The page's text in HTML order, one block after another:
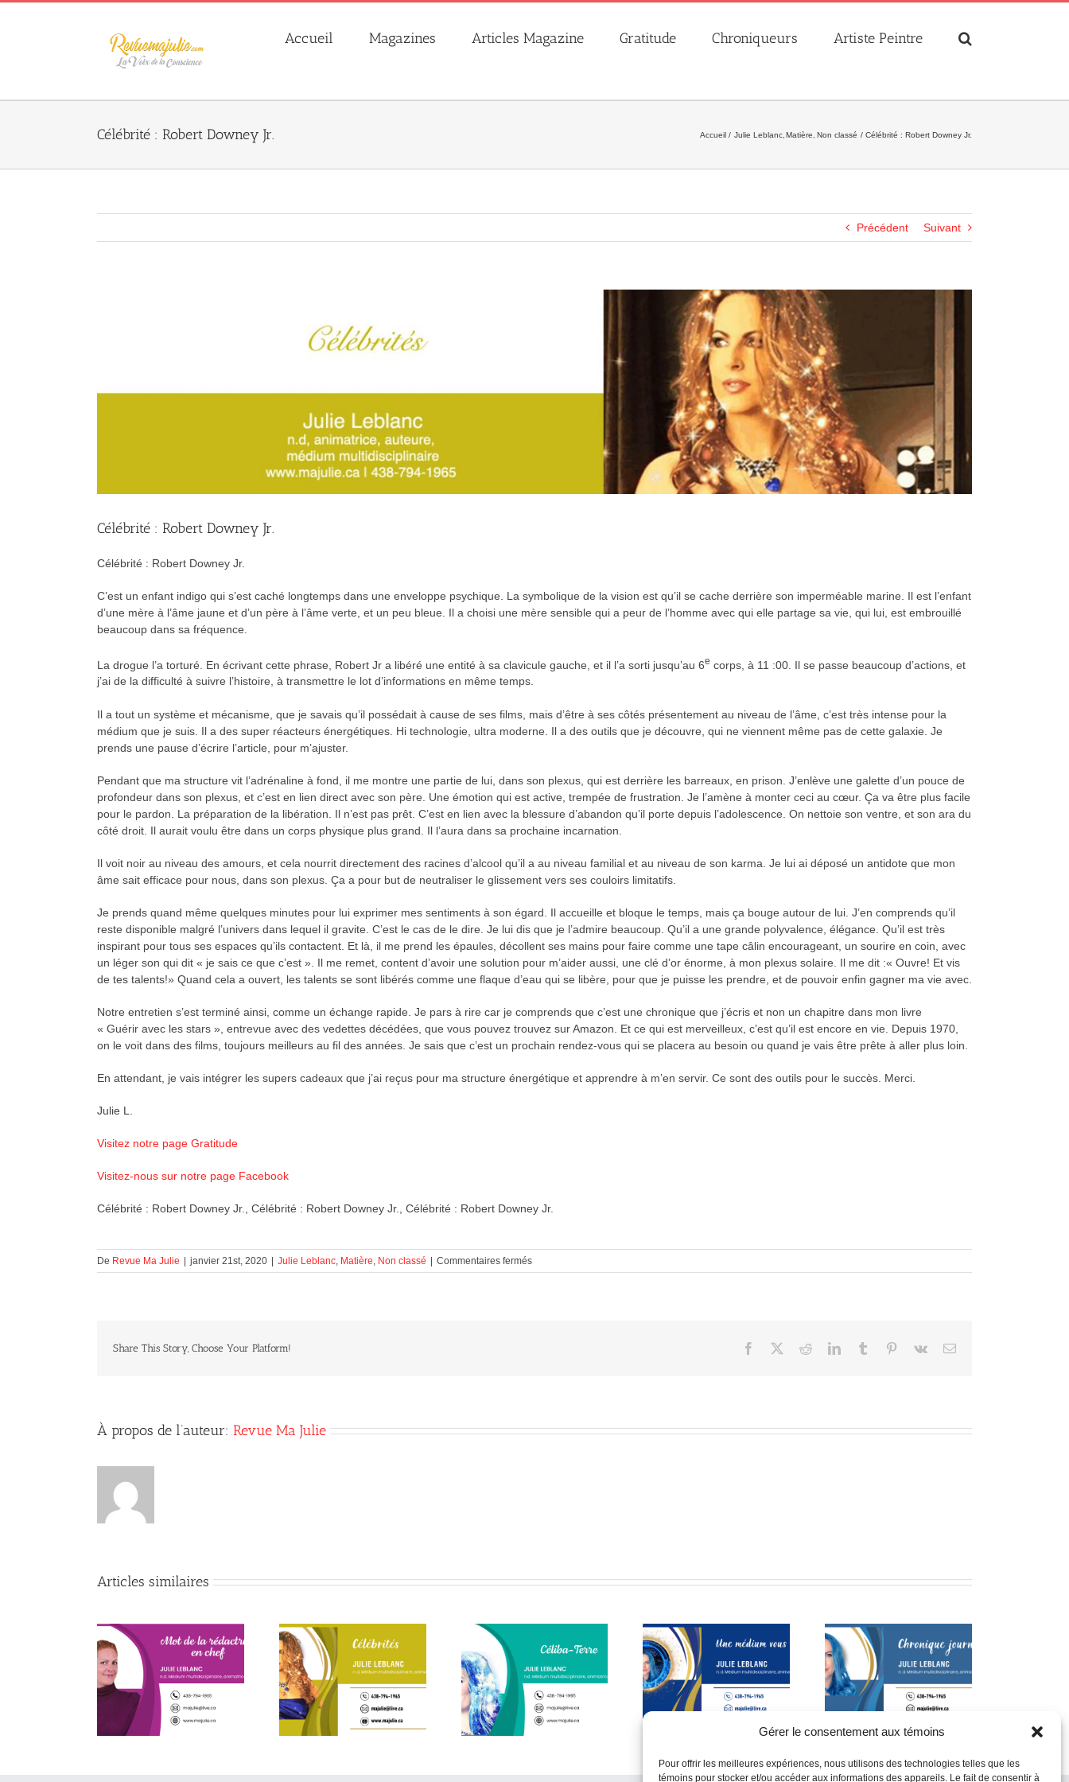
Gérer le consentement aux témoins
Pour offrir les meilleures expériences, nous utilisons des technologies telles que les
témoins pour stocker et/ou accéder aux informations des appareils. Le fait de consentir à
Skip
Accueil Magazines Articles Magazine Gratitude Chroniqueurs Artiste Peintre
Célébrité : Robert Downey Jr. Accueil Julie Leblanc Matière Non classé Célébrité : Robert Downey Jr.
Précédent Suivant
Célébrité : Robert Downey Jr.
Célébrité : Robert Downey Jr.
C’est un enfant indigo qui s’est caché longtemps dans une enveloppe psychique. La symbolique de la vision est qu’il se cache derrière son imperméable marine. Il est l’enfant
d’une mère à l’âme jaune et d’un père à l’âme verte, et un peu bleue. Il a choisi une mère sensible qui a peur de l’homme avec qui elle partage sa vie, qui lui, est embrouillé
beaucoup dans sa fréquence.
La drogue l’a torturé. En écrivant cette phrase, Robert Jr a libéré une entité à sa clavicule gauche, et il l’a sorti jusqu’au 6e corps, à 11 :00. Il se passe beaucoup d’actions, et
j’ai de la difficulté à suivre l’histoire, à transmettre le lot d’informations en même temps.
Il a tout un système et mécanisme, que je savais qu’il possédait à cause de ses films, mais d’être à ses côtés présentement au niveau de l’âme, c’est très intense pour la
médium que je suis. Il a des super réacteurs énergétiques. Hi technologie, ultra moderne. Il a des outils que je découvre, qui ne viennent même pas de cette galaxie. Je
prends une pause d’écrire l’article, pour m’ajuster.
Pendant que ma structure vit l’adrénaline à fond, il me montre une partie de lui, dans son plexus, qui est derrière les barreaux, en prison. J’enlève une galette d’un pouce de
profondeur dans son plexus, et c’est en lien direct avec son père. Une émotion qui est active, trempée de frustration. Je l’amène à monter ceci au cœur. Ça va être plus facile
pour le pardon. La préparation de la libération. Il n’est pas prêt. C’est en lien avec la blessure d’abandon qu’il porte depuis l’adolescence. On nettoie son ventre, et son ara du
côté droit. Il aurait voulu être dans un corps physique plus grand. Il l’aura dans sa prochaine incarnation.
Il voit noir au niveau des amours, et cela nourrit directement des racines d’alcool qu’il a au niveau familial et au niveau de son karma. Je lui ai déposé un antidote que mon
âme sait efficace pour nous, dans son plexus. Ça a pour but de neutraliser le glissement vers ses couloirs limitatifs.
Je prends quand même quelques minutes pour lui exprimer mes sentiments à son égard. Il accueille et bloque le temps, mais ça bouge autour de lui. J’en comprends qu’il
reste disponible malgré l’univers dans lequel il gravite. C’est le cas de le dire. Je lui dis que je l’admire beaucoup. Qu’il a une grande polyvalence, élégance. Qu’il est très
inspirant pour tous ses espaces qu’ils contactent. Et là, il me prend les épaules, décollent ses mains pour faire comme une tape câlin encourageant, un sourire en coin, avec
un léger son qui dit « je sais ce que c’est ». Il me remet, content d’avoir une solution pour m’aider aussi, une clé d’or énorme, à mon plexus solaire. Il me dit :« Ouvre! Et vis
de tes talents!» Quand cela a ouvert, les talents se sont libérés comme une flaque d’eau qui se libère, pour que je puisse les prendre, et de pouvoir enfin gagner ma vie avec.
Notre entretien s’est terminé ainsi, comme un échange rapide. Je pars à rire car je comprends que c’est une chronique que j’écris et non un chapitre dans mon livre
« Guérir avec les stars », entrevue avec des vedettes décédées, que vous pouvez trouvez sur Amazon. Et ce qui est merveilleux, c’est qu’il est encore en vie. Depuis 1970,
on le voit dans des films, toujours meilleurs au fil des années. Je sais que c’est un prochain rendez-vous qui se placera au besoin ou quand je vais être prête à aller plus loin.
En attendant, je vais intégrer les supers cadeaux que j’ai reçus pour ma structure énergétique et apprendre à m’en servir. Ce sont des outils pour le succès. Merci.
Julie L.
Visitez notre page Gratitude
Visitez-nous sur notre page Facebook
Célébrité : Robert Downey Jr., Célébrité : Robert Downey Jr., Célébrité : Robert Downey Jr.
De Revue Ma Julie | janvier 21st, 2020 | Julie Leblanc Matière Non classé | Commentaires ferméssur
Célébrité
Share This Story, Choose Your Platform! Facebook RedditLinkedInTumblr Pinterest
Vk Courriel
À propos de l’auteur: Revue Ma Julie
Articles similaires
Début de la quatrième
année
Le père que mon âme a
choisi – 2ᵉ partie
Une médium vous
répond
C’est compliqué! (suite)
La voix de la conscience
et du mieux-être